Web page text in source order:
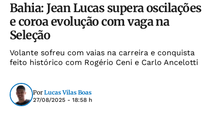
Bahia: Jean Lucas supera oscilações
e coroa evolução com vaga na
Seleção
Volante sofreu com vaias na carreira e conquista
feito histórico com Rogério Ceni e Carlo Ancelotti
Por Lucas Vilas Boas
27/08/2025 - 18:58 h